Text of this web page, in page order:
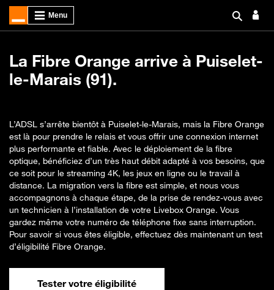
La Fibre Orange arrive à Puiselet-
le-Marais (91).
L’ADSL s’arrête bientôt à Puiselet-le-Marais, mais la Fibre Orange
est là pour prendre le relais et vous offrir une connexion internet
plus performante et fiable. Avec le déploiement de la fibre
optique, bénéficiez d’un très haut débit adapté à vos besoins, que
ce soit pour le streaming 4K, les jeux en ligne ou le travail à
distance. La migration vers la fibre est simple, et nous vous
accompagnons à chaque étape, de la prise de rendez-vous avec
un technicien à l’installation de votre Livebox Orange. Vous
gardez même votre numéro de téléphone fixe sans interruption.
Pour savoir si vous êtes éligible, effectuez dès maintenant un test
d’éligibilité Fibre Orange.
Tester votre éligibilité